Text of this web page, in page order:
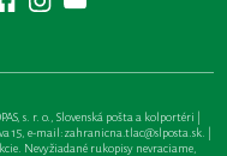
s. r. o., Slovenská pošta a kolportéri |
15, e-mail:zahranicna.tlac@slposta.sk. |
Nevyžiadané rukopisy nevraciame,